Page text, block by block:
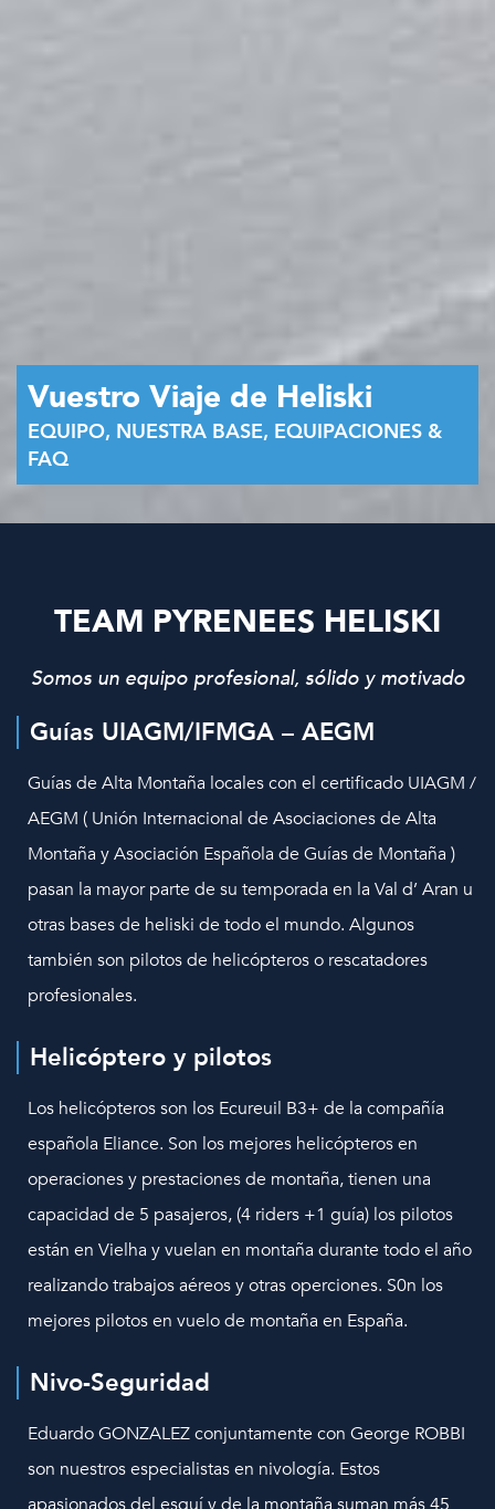
Vuestro Viaje de Heliski
EQUIPO, NUESTRA BASE, EQUIPACIONES &
FAQ
TEAM PYRENEES HELISKI
Somos un equipo profesional, sólido y motivado
Guías UIAGM/IFMGA – AEGM
Guías de Alta Montaña locales con el certificado UIAGM /
AEGM ( Unión Internacional de Asociaciones de Alta
Montaña y Asociación Española de Guías de Montaña )
pasan la mayor parte de su temporada en la Val d’ Aran u
otras bases de heliski de todo el mundo. Algunos
también son pilotos de helicópteros o rescatadores
profesionales.
Helicóptero y pilotos
Los helicópteros son los Ecureuil B3+ de la compañía
española Eliance. Son los mejores helicópteros en
operaciones y prestaciones de montaña, tienen una
capacidad de 5 pasajeros, (4 riders +1 guía) los pilotos
están en Vielha y vuelan en montaña durante todo el año
realizando trabajos aéreos y otras operciones. S0n los
mejores pilotos en vuelo de montaña en España.
Nivo-Seguridad
Eduardo GONZALEZ conjuntamente con George ROBBI
son nuestros especialistas en nivología. Estos